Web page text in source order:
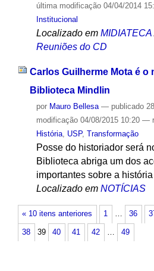
última modificação04/04/2014
Institucional
Localizado em MIDIATECA
Reuniões do CD
Carlos Guilherme Mota é o
Biblioteca Mindlin
por Mauro Bellesa — publicado
modificação04/08/2015 10:20 —
História, USP, Transformação
Posse do historiador será
Biblioteca abriga um dos
importantes sobre a
Localizado em NOTÍCIAS
« 10 itens anteriores 1 … 36
38 39 40 41 42 … 49